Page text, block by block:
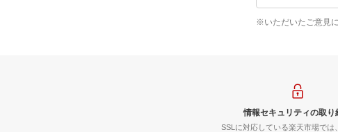
※いただいたご意見
情報セキュリティの取り
SSLに対応している楽天市場では